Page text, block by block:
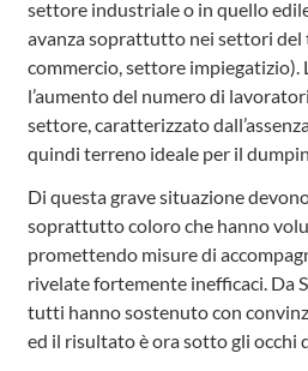
settore industriale o in quello
avanza soprattutto nei settori del
commercio, settore impiegatizio).
l’aumento del numero di
settore, caratterizzato
quindi terreno ideale per il
Di questa grave situazione
soprattutto coloro che hanno
promettendo misure di
rivelate fortemente inefficaci. Da
tutti hanno sostenuto con
ed il risultato è ora sotto gli occhi